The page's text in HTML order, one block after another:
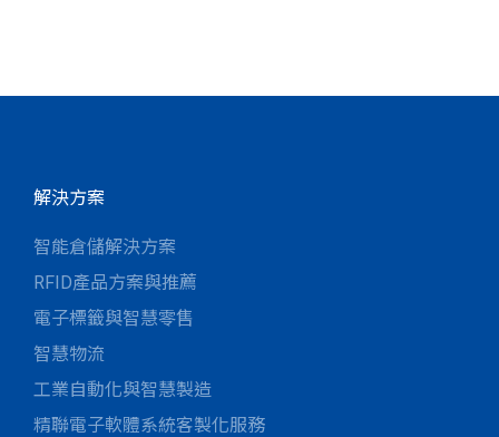
解決方案
智能倉儲解決方案
RFID產品方案與推薦
電子標籤與智慧零售
智慧物流
工業自動化與智慧製造
精聯電子軟體系統客製化服務